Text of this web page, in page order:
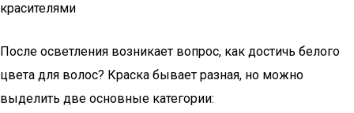
красителями
После осветления возникает вопрос, как достичь белого
цвета для волос? Краска бывает разная, но можно
выделить две основные категории: